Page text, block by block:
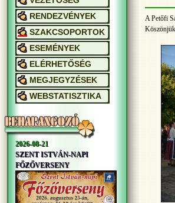
RENDEZVÉNYEK
SZAKCSOPORTOK
ESEMÉNYEK
ELÉRHETŐSÉG
MEGJEGYZÉSEK
WEBSTATISZTIKA
2026-08-21
SZENT ISTVÁN-NAPI
FŐZŐVERSENY
A Petőfi